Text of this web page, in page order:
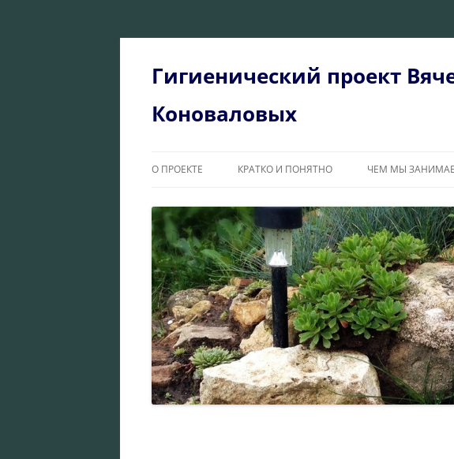
Перейти
Гигиенический проект
Коноваловых
О ПРОЕКТЕ КРАТКО И ПОНЯТНО ЧЕМ МЫ